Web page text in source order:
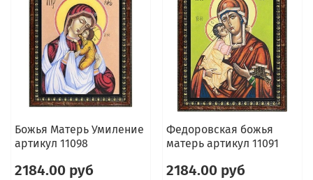
Божья Матерь Умиление
артикул 11098
2184.00 руб
Федоровская божья
матерь артикул 11091
2184.00 руб